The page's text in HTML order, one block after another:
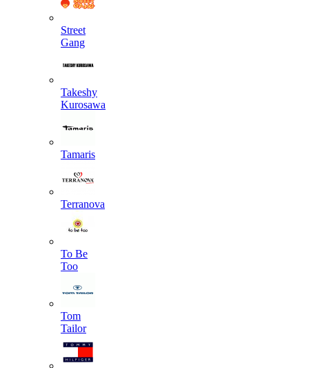
Street
Gang
Takeshy
Kurosawa
Tamaris
Terranova
To Be
Too
Tom
Tailor